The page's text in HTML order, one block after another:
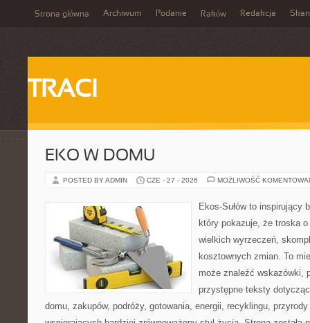
Strona główna Archiwum Podanie Raków Redakcja
TRACI
EKO W DOMU
POSTED BY ADMIN CZE - 27 - 2026 MOŻLIWOŚĆ
Ekos-Sułów to inspirujący
który pokazuje, że troska
wielkich wyrzeczeń,
kosztownych zmian. To
może znaleźć wskazówki,
przystępne teksty
domu, zakupów, podróży, gotowania, energii, recyklingu,